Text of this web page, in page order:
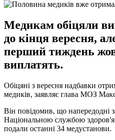
Медикам обіцяли
до кінця вересня,
перший тиждень
виплатять.
Обіцяні з вересня надбавки
медиків, заявляє глава МОЗ
Він повідомив, що напередодні
Національною службою
подали останні 34 медустанови.